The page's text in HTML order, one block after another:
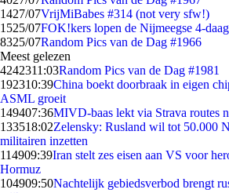
1427/07VrijMiBabes #314 (not very sfw!)
1525/07FOK!kers lopen de Nijmeegse 4-
8325/07Random Pics van de Dag #1966
Meest gelezen
4242311:03Random Pics van de Dag #1981
192310:39China boekt doorbraak in eigen
ASML groeit
149407:36MIVD-baas lekt via Strava routes
133518:02Zelensky: Rusland wil tot 50.000
militairen inzetten
114909:39Iran stelt zes eisen aan VS voor
Hormuz
104909:50Nachtelijk gebiedsverbod brengt